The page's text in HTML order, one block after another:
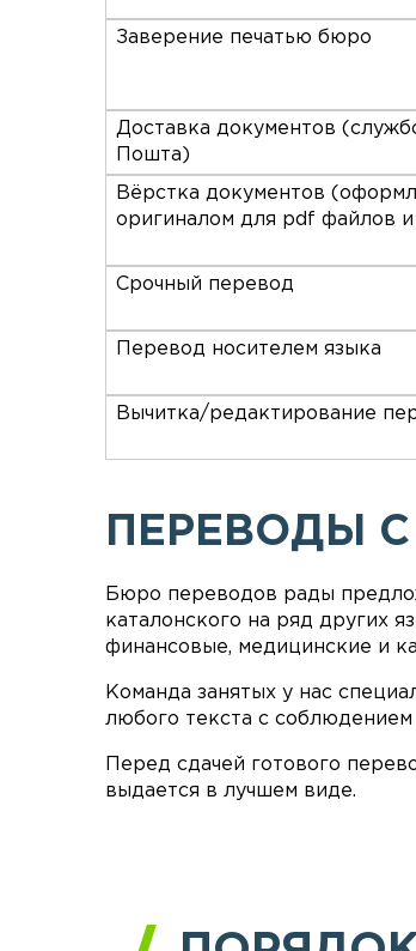
Заверение печатью бюро
Доставка документов
Пошта)
Вёрстка документов
оригиналом для pdf файлов и
Срочный перевод
Перевод носителем языка
Вычитка/редактирование
ПЕРЕВОДЫ
Бюро переводов рады
каталонского на ряд других
финансовые, медицинские и
Команда занятых у нас
любого текста с соблюдением
Перед сдачей готового
выдается в лучшем виде.